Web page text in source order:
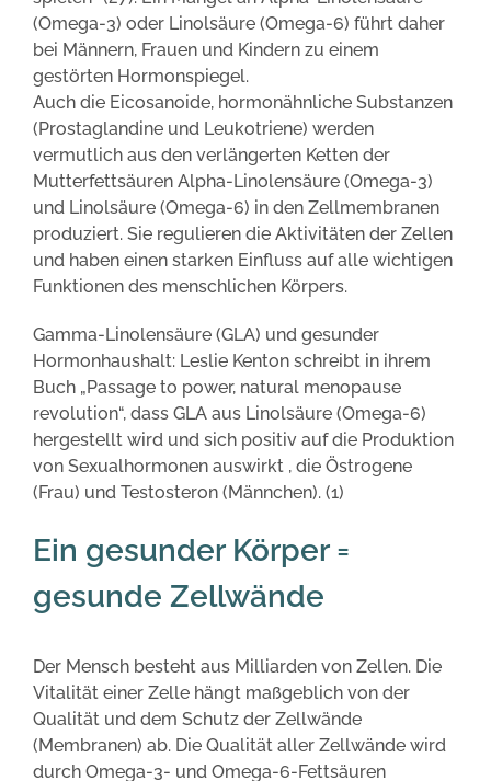
(Omega-3) oder Linolsäure (Omega-6) führt daher
bei Männern, Frauen und Kindern zu einem
gestörten Hormonspiegel.
Auch die Eicosanoide, hormonähnliche Substanzen
(Prostaglandine und Leukotriene) werden
vermutlich aus den verlängerten Ketten der
Mutterfettsäuren Alpha-Linolensäure (Omega-3)
und Linolsäure (Omega-6) in den Zellmembranen
produziert. Sie regulieren die Aktivitäten der Zellen
und haben einen starken Einfluss auf alle wichtigen
Funktionen des menschlichen Körpers.
Gamma-Linolensäure (GLA) und gesunder
Hormonhaushalt: Leslie Kenton schreibt in ihrem
Buch „Passage to power, natural menopause
revolution“, dass GLA aus Linolsäure (Omega-6)
hergestellt wird und sich positiv auf die Produktion
von Sexualhormonen auswirkt , die Östrogene
(Frau) und Testosteron (Männchen). (1)
Ein gesunder Körper =
gesunde Zellwände
Der Mensch besteht aus Milliarden von Zellen. Die
Vitalität einer Zelle hängt maßgeblich von der
Qualität und dem Schutz der Zellwände
(Membranen) ab. Die Qualität aller Zellwände wird
durch Omega-3- und Omega-6-Fettsäuren